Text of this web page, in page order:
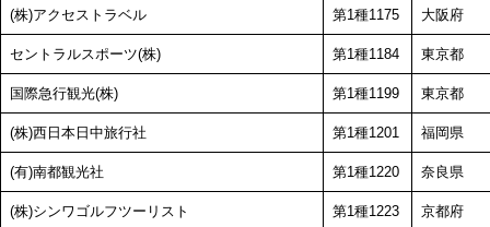
(株)アクセストラベル 第1種1175 大阪府
セントラルスポーツ(株) 第1種1184 東京都
国際急行観光(株) 第1種1199 東京都
(株)西日本日中旅行社 第1種1201 福岡県
(有)南都観光社 第1種1220 奈良県
(株)シンワゴルフツーリスト 第1種1223 京都府